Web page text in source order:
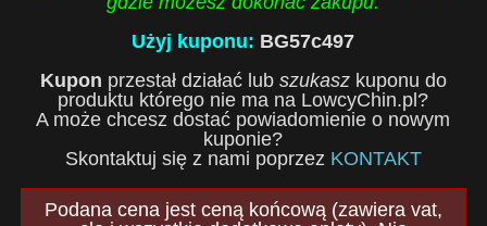
Użyj kuponu: BG57c497
Kupon przestał działać lub szukaszkuponu do
produktu którego nie ma na LowcyChin.pl?
A może chcesz dostać powiadomienie o nowym
kuponie?
Skontaktuj się z nami poprzez KONTAKT
Podana cena jest ceną końcową (zawiera vat,